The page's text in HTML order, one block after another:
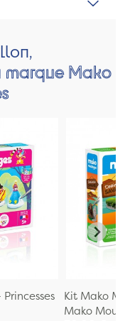
Mako
Kit Mako
Mako